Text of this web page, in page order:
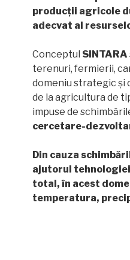
producții agricole
adecvat al
Conceptul SINTARA
terenuri, fermierii,
domeniu strategic și
de la agricultura de
impuse de
cercetare-
Din cauza
ajutorul
total, în acest
temperatura,